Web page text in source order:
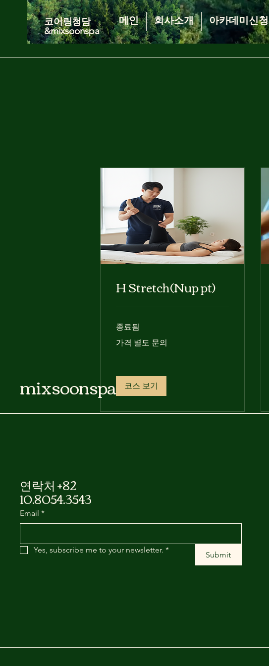
코어링청담
&mixsoonspa
메인 회사소개 아카데미신청
H Stretch(Nup pt)
종료됨
격
가격 별도 문의
코스 보기
mixsoonspa
연락처 +82
10.8054.3543
Email *
Yes, subscribe me to your newsletter. *
Submit